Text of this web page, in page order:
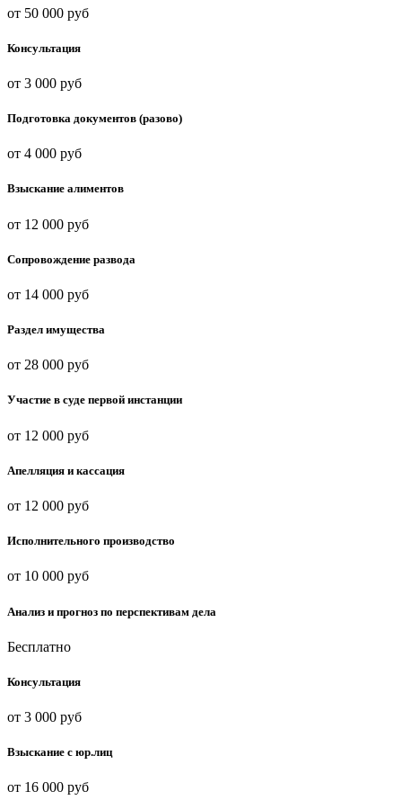
от 50 000 руб
Консультация
от 3 000 руб
Подготовка документов (разово)
от 4 000 руб
Взыскание алиментов
от 12 000 руб
Сопровождение развода
от 14 000 руб
Раздел имущества
от 28 000 руб
Участие в суде первой инстанции
от 12 000 руб
Апелляция и кассация
от 12 000 руб
Исполнительного производство
от 10 000 руб
Анализ и прогноз по перспективам дела
Бесплатно
Консультация
от 3 000 руб
Взыскание с юр.лиц
от 16 000 руб